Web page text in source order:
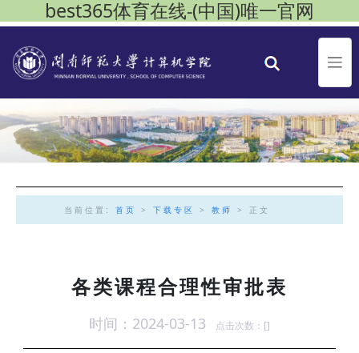
best365体育在线-(中国)唯一官网
当前位置: 首页 > 下载专区 > 教师 > 正文
各类课程合理性审批表
时间：2024-03-13 点击次数：[]